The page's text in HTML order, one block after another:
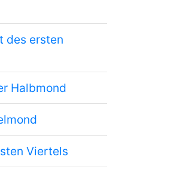
des ersten
Halbmond
Viertels